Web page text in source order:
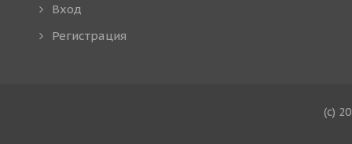
Вход
Регистрация
(c)